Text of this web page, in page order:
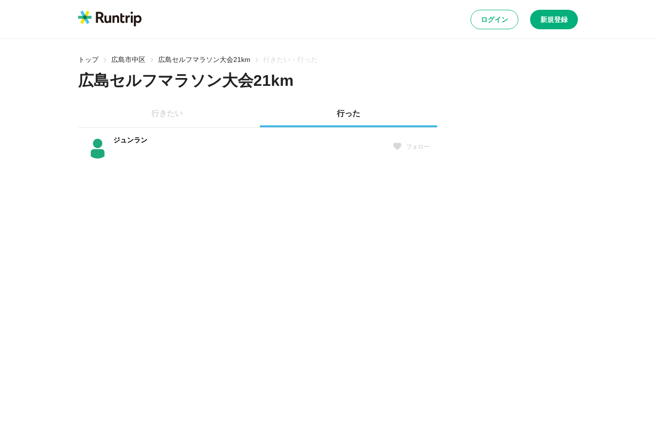
ログイン 新規登録
トップ 広島市中区 広島セルフマラソン大会21km 行きたい・行った
広島セルフマラソン大会21km
行きたい 行った
ジュンラン
フォロー